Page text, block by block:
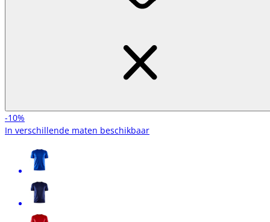
-10%
In verschillende maten beschikbaar